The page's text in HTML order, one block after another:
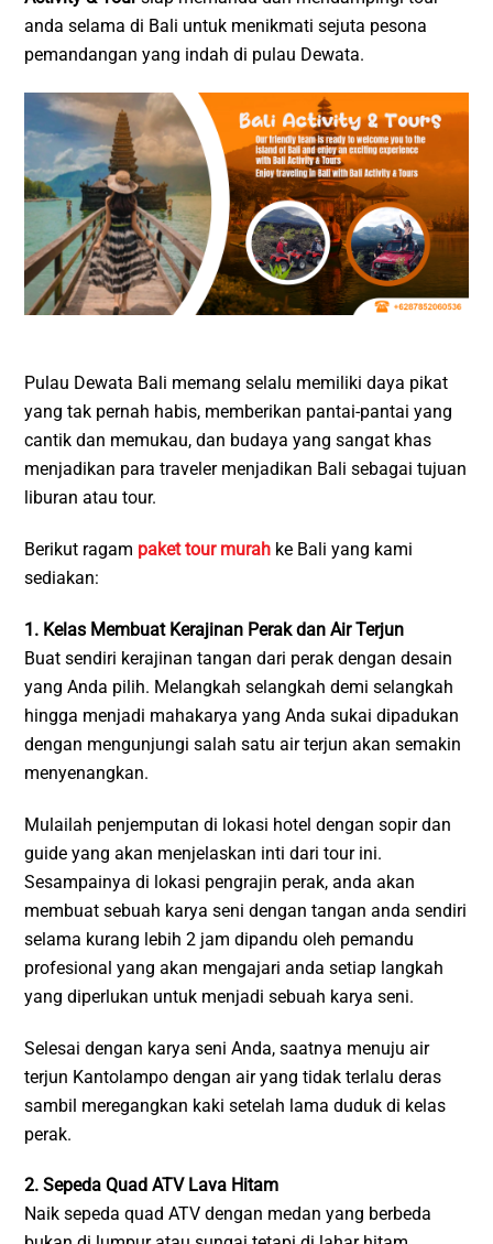
anda selama di Bali untuk menikmati sejuta pesona
pemandangan yang indah di pulau Dewata.
Pulau Dewata Bali memang selalu memiliki daya pikat
yang tak pernah habis, memberikan pantai-pantai yang
cantik dan memukau, dan budaya yang sangat khas
menjadikan para traveler menjadikan Bali sebagai tujuan
liburan atau tour.
Berikut ragam paket tour murah ke Bali yang kami
sediakan:
1. Kelas Membuat Kerajinan Perak dan Air Terjun
Buat sendiri kerajinan tangan dari perak dengan desain
yang Anda pilih. Melangkah selangkah demi selangkah
hingga menjadi mahakarya yang Anda sukai dipadukan
dengan mengunjungi salah satu air terjun akan semakin
menyenangkan.
Mulailah penjemputan di lokasi hotel dengan sopir dan
guide yang akan menjelaskan inti dari tour ini.
Sesampainya di lokasi pengrajin perak, anda akan
membuat sebuah karya seni dengan tangan anda sendiri
selama kurang lebih 2 jam dipandu oleh pemandu
profesional yang akan mengajari anda setiap langkah
yang diperlukan untuk menjadi sebuah karya seni.
Selesai dengan karya seni Anda, saatnya menuju air
terjun Kantolampo dengan air yang tidak terlalu deras
sambil meregangkan kaki setelah lama duduk di kelas
perak.
2. Sepeda Quad ATV Lava Hitam
Naik sepeda quad ATV dengan medan yang berbeda